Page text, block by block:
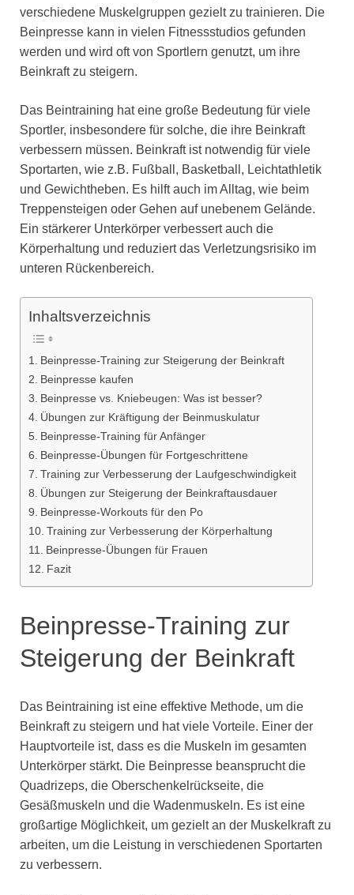
verschiedene Muskelgruppen gezielt zu trainieren. Die
Beinpresse kann in vielen Fitnessstudios gefunden
werden und wird oft von Sportlern genutzt, um ihre
Beinkraft zu steigern.
Das Beintraining hat eine große Bedeutung für viele
Sportler, insbesondere für solche, die ihre Beinkraft
verbessern müssen. Beinkraft ist notwendig für viele
Sportarten, wie z.B. Fußball, Basketball, Leichtathletik
und Gewichtheben. Es hilft auch im Alltag, wie beim
Treppensteigen oder Gehen auf unebenem Gelände.
Ein stärkerer Unterkörper verbessert auch die
Körperhaltung und reduziert das Verletzungsrisiko im
unteren Rückenbereich.
Inhaltsverzeichnis
Beinpresse-Training zur Steigerung der Beinkraft
Beinpresse kaufen
Beinpresse vs. Kniebeugen: Was ist besser?
Übungen zur Kräftigung der Beinmuskulatur
Beinpresse-Training für Anfänger
Beinpresse-Übungen für Fortgeschrittene
Training zur Verbesserung der Laufgeschwindigkeit
Übungen zur Steigerung der Beinkraftausdauer
Beinpresse-Workouts für den Po
Training zur Verbesserung der Körperhaltung
Beinpresse-Übungen für Frauen
Fazit
Beinpresse-Training zur
Steigerung der Beinkraft
Das Beintraining ist eine effektive Methode, um die
Beinkraft zu steigern und hat viele Vorteile. Einer der
Hauptvorteile ist, dass es die Muskeln im gesamten
Unterkörper stärkt. Die Beinpresse beansprucht die
Quadrizeps, die Oberschenkelrückseite, die
Gesäßmuskeln und die Wadenmuskeln. Es ist eine
großartige Möglichkeit, um gezielt an der Muskelkraft zu
arbeiten, um die Leistung in verschiedenen Sportarten
zu verbessern.